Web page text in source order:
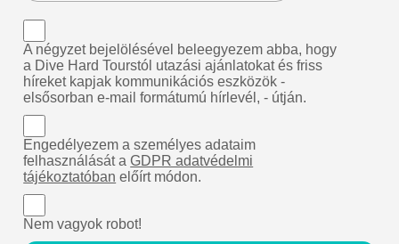
A négyzet bejelölésével beleegyezem abba, hogy
a Dive Hard Tourstól utazási ajánlatokat és friss
híreket kapjak kommunikációs eszközök -
elsősorban e-mail formátumú hírlevél, - útján.
Engedélyezem a személyes adataim
felhasználását aGDPR adatvédelmi
tájékoztatóban előírt módon.
Nem vagyok robot!